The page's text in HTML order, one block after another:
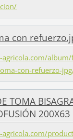
con
con-refuerzo-
TOMA
200X63